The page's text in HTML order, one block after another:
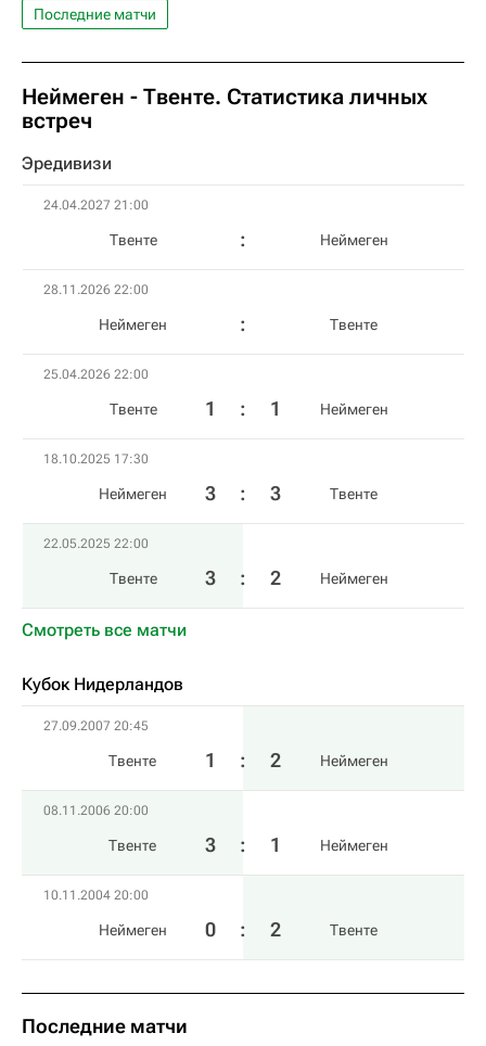
Последние матчи
Неймеген - Твенте. Статистика личных
встреч
Эредивизи
24.04.2027 21:00
Твенте Неймеген
28.11.2026 22:00
Неймеген Твенте
25.04.2026 22:00
Твенте 1 : 1 Неймеген
18.10.2025 17:30
Неймеген 3 : 3 Твенте
22.05.2025 22:00
Твенте 3 : 2 Неймеген
Смотреть все матчи
Кубок Нидерландов
27.09.2007 20:45
Твенте 1 : 2 Неймеген
08.11.2006 20:00
Твенте 3 : 1 Неймеген
10.11.2004 20:00
Неймеген 0 : 2 Твенте
Последние матчи